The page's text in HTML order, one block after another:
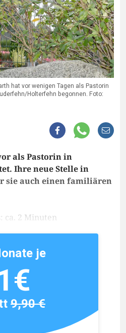
hat vor wenigen Tagen als Pastorin
Holterfehn begonnen. Foto:
als Pastorin in
Ihre neue Stelle in
sie auch einen familiären
ca. 2 Minuten
je
9,90 €